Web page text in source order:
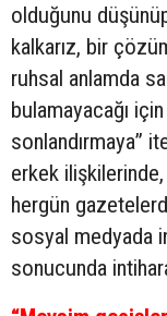
olduğunu
kalkarız, bir
ruhsal anlamda
bulamayacağı
sonlandırmaya”
erkek
hergün
sosyal medyada
sonucunda